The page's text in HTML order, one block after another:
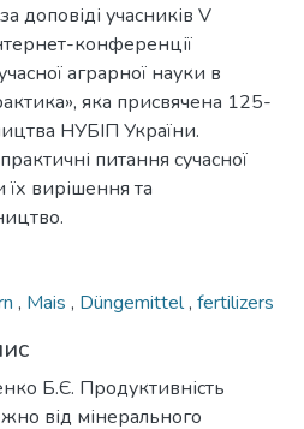
доповіді учасників V
конференції
аграрної науки в
яка присвячена 125-
НУБІП України.
питання сучасної
вирішення та
, Mais , Düngemittel, fertilizers
Б.Є. Продуктивність
від мінерального